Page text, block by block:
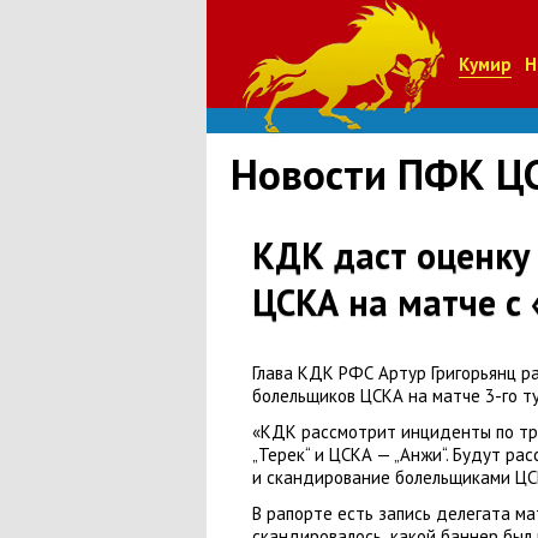
Кумир
Новости ПФК
КДК даст
ЦСКА на матче с
Глава КДК РФС Артур Григорьянц
болельщиков ЦСКА на матче 3-го
«КДК рассмотрит инциденты по
„Терек“ и ЦСКА — „Анжи“. Будут
и скандирование болельщиками
В рапорте есть запись делегата